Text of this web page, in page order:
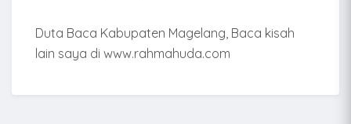
Duta Baca Kabupaten Magelang, Baca kisah
lain saya di www.rahmahuda.com